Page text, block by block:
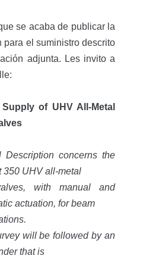
se acaba de publicar la
para el suministro descrito
adjunta. Les invito a
Supply of UHV All-Metal
Description concerns the
350 UHV all-metal
with manual and
actuation, for beam
will be followed by an
that is